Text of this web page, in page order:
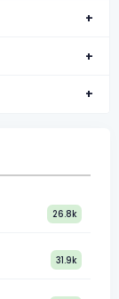
26.8k
31.9k